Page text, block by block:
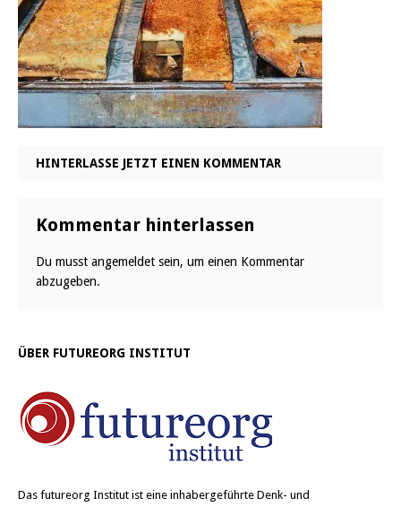
HINTERLASSE JETZT EINEN KOMMENTAR
Kommentar hinterlassen
Du musst angemeldet sein, um einen Kommentar
abzugeben.
ÜBER FUTUREORG INSTITUT
Das futureorg Institut ist eine inhabergeführte Denk- und